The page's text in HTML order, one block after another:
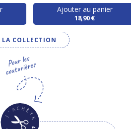
Ajouter au panier
18,90 €
LA COLLECTION